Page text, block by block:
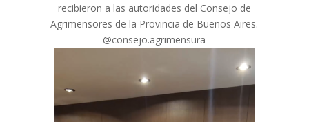
recibieron a las autoridades del Consejo de
Agrimensores de la Provincia de Buenos Aires.
@consejo.agrimensura